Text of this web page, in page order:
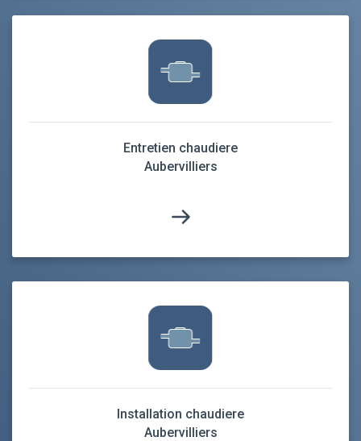
Entretien chaudiere
Aubervilliers
Installation chaudiere
Aubervilliers